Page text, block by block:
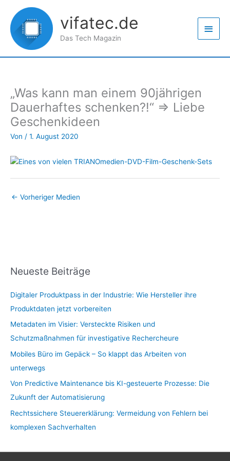
Inhalt
springen
vifatec.de
Das Tech Magazin
„Was kann man einem 90jährigen
Dauerhaftes schenken?!“ => Liebe
Geschenkideen
Von / 1. August 2020
← Vorheriger Medien
Neueste Beiträge
Digitaler Produktpass in der Industrie: Wie Hersteller ihre
Produktdaten jetzt vorbereiten
Metadaten im Visier: Versteckte Risiken und
Schutzmaßnahmen für investigative Rechercheure
Mobiles Büro im Gepäck – So klappt das Arbeiten von
unterwegs
Von Predictive Maintenance bis KI-gesteuerte Prozesse: Die
Zukunft der Automatisierung
Rechtssichere Steuererklärung: Vermeidung von Fehlern bei
komplexen Sachverhalten